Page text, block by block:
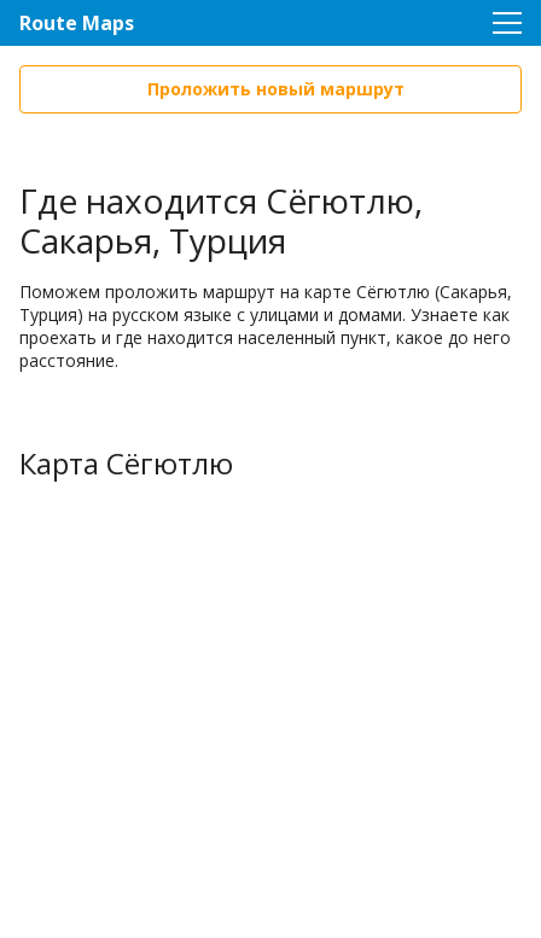
Route Maps
Проложить новый маршрут
Где находится Сёгютлю,
Сакарья, Турция
Поможем проложить маршрут на карте Сёгютлю (Сакарья,
Турция) на русском языке с улицами и домами. Узнаете как
проехать и где находится населенный пункт, какое до него
расстояние.
Карта Сёгютлю